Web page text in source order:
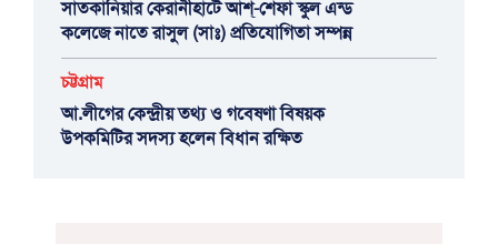
সাতকানিয়ার কেরানীহাটে আশ্-শেফা স্কুল এন্ড
কলেজে নাতে রাসুল (সাঃ) প্রতিযোগিতা সম্পন্ন
চট্টগ্রাম
আ.লীগের কেন্দ্রীয় তথ্য ও গবেষণা বিষয়ক
উপকমিটির সদস্য হলেন বিধান রক্ষিত